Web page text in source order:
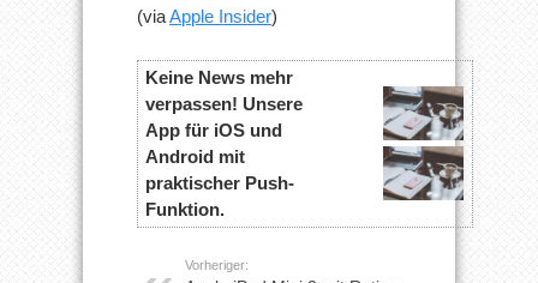
(viaApple Insider)
Keine News mehr
verpassen! Unsere
App für iOS und
Android mit
praktischer Push-
Funktion.
Vorheriger: